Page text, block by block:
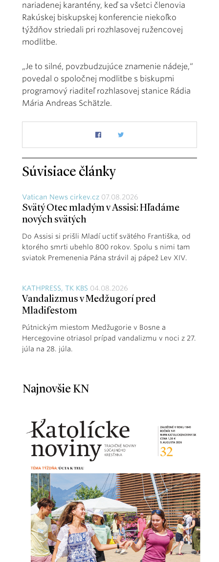
nariadenej karantény, keď sa všetci členovia
Rakúskej biskupskej konferencie niekoľko
týždňov striedali pri rozhlasovej ružencovej
modlitbe.
„Je to silné, povzbudzujúce znamenie nádeje,“
povedal o spoločnej modlitbe s biskupmi
programový riaditeľ rozhlasovej stanice Rádia
Mária Andreas Schätzle.
Súvisiace články
Vatican News cirkev.cz 07.08.2026
Svätý Otec mladým v Assisi: Hľadáme
nových svätých
Do Assisi si prišli Mladí uctiť svätého Františka, od
ktorého smrti ubehlo 800 rokov. Spolu s nimi tam
sviatok Premenenia Pána strávil aj pápež Lev XIV.
KATHPRESS, TK KBS 04.08.2026
Vandalizmus v Medžugorí pred
Mladifestom
Pútnickým miestom Medžugorie v Bosne a
Hercegovine otriasol prípad vandalizmu v noci z 27.
júla na 28. júla.
Najnovšie KN